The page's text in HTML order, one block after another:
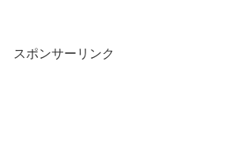
スポンサーリンク